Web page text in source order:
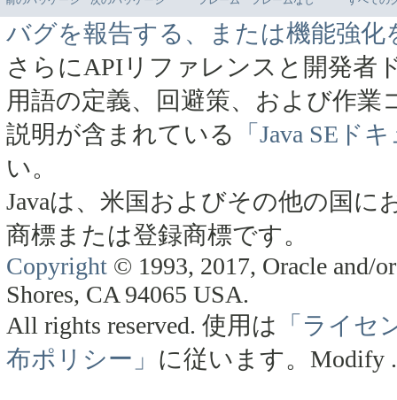
バグを報告する、または機能強化
さらにAPIリファレンスと開発者
用語の定義、回避策、および作
説明が含まれている
「Java SEド
い。
Javaは、米国およびその他の国に
商標または登録商標です。
Copyright © 1993, 2017, Oracle and/
Shores, CA 94065 USA.
All rights reserved. 使用は 「ライセ
布ポリシー」 に従います。 Modify